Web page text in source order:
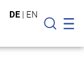
DE | EN
Suche